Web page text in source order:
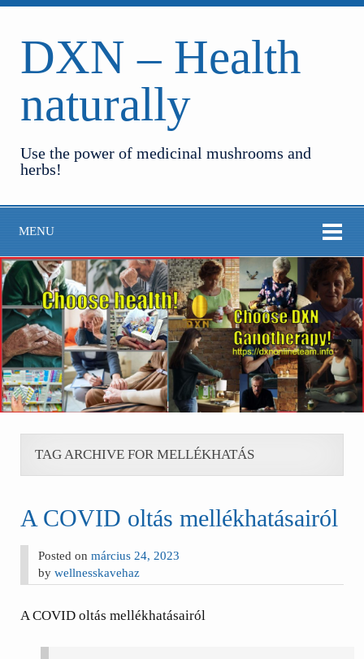
DXN – Health
naturally
Use the power of medicinal mushrooms and
herbs!
MENU
TAG ARCHIVE FOR MELLÉKHATÁS
A COVID oltás mellékhatásairól
Posted onmárcius 24, 2023
bywellnesskavehaz
A COVID oltás mellékhatásairól